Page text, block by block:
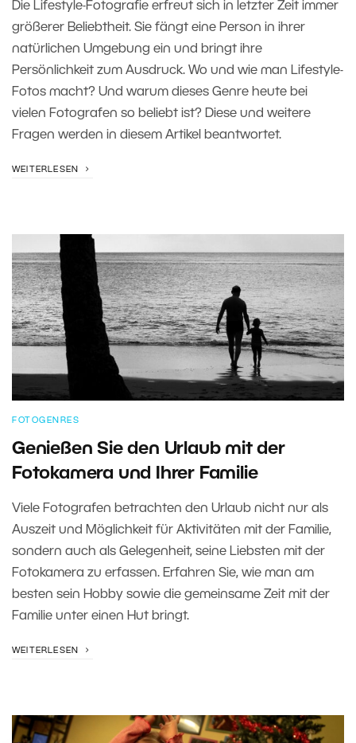
Die Lifestyle-Fotografie erfreut sich in letzter Zeit immer
größerer Beliebtheit. Sie fängt eine Person in ihrer
natürlichen Umgebung ein und bringt ihre
Persönlichkeit zum Ausdruck. Wo und wie man Lifestyle-
Fotos macht? Und warum dieses Genre heute bei
vielen Fotografen so beliebt ist? Diese und weitere
Fragen werden in diesem Artikel beantwortet.
WEITERLESEN
FOTOGENRES
Genießen Sie den Urlaub mit der
Fotokamera und Ihrer Familie
Viele Fotografen betrachten den Urlaub nicht nur als
Auszeit und Möglichkeit für Aktivitäten mit der Familie,
sondern auch als Gelegenheit, seine Liebsten mit der
Fotokamera zu erfassen. Erfahren Sie, wie man am
besten sein Hobby sowie die gemeinsame Zeit mit der
Familie unter einen Hut bringt.
WEITERLESEN